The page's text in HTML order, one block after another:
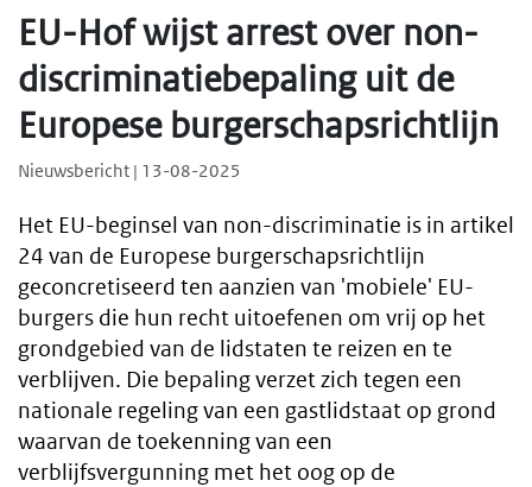
EU-Hof wijst arrest over non-
discriminatiebepaling uit de
Europese burgerschapsrichtlijn
Nieuwsbericht | 13-08-2025
Het EU-beginsel van non-discriminatie is in artikel
24 van de Europese burgerschapsrichtlijn
geconcretiseerd ten aanzien van 'mobiele' EU-
burgers die hun recht uitoefenen om vrij op het
grondgebied van de lidstaten te reizen en te
verblijven. Die bepaling verzet zich tegen een
nationale regeling van een gastlidstaat op grond
waarvan de toekenning van een
verblijfsvergunning met het oog op de